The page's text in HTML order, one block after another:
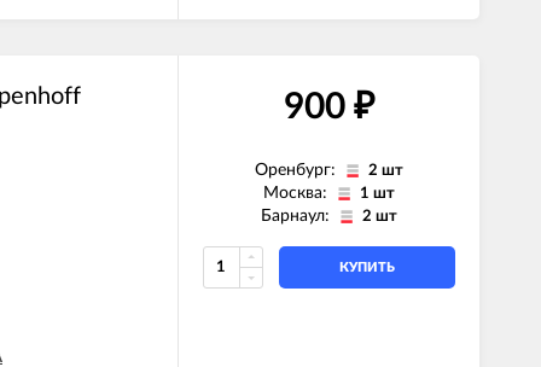
900 ₽
Оренбург: 2 шт
Москва: 1 шт
Барнаул: 2 шт
КУПИТЬ